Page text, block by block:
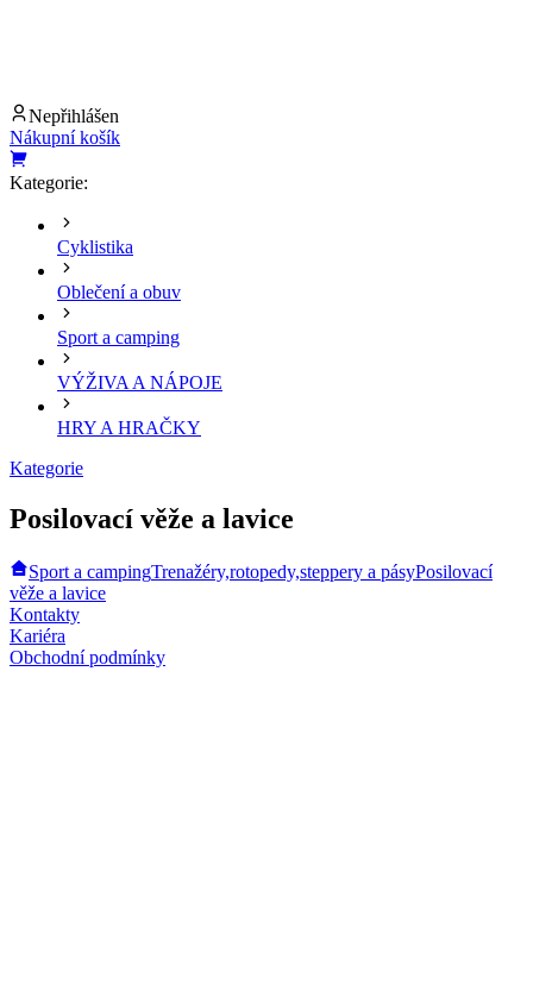
Nepřihlášen
Nákupní košík
Kategorie:
Cyklistika
Oblečení a obuv
Sport a camping
VÝŽIVA A NÁPOJE
HRY A HRAČKY
Kategorie
Posilovací věže a lavice
Sport a campingTrenažéry,rotopedy,steppery a pásyPosilovací
věže a lavice
Kontakty
Kariéra
Obchodní podmínky